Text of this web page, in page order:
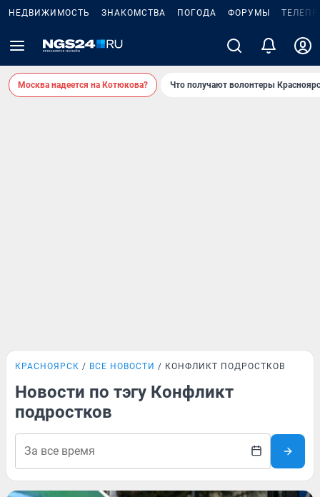
НЕДВИЖИМОСТЬ ЗНАКОМСТВА ПОГОДА ФОРУМЫ
Москва надеется на Котюкова? Что получают волонтеры
КРАСНОЯРСК ВСЕ НОВОСТИ КОНФЛИКТ ПОДРОСТКОВ
Новости по тэгу Конфликт
подростков